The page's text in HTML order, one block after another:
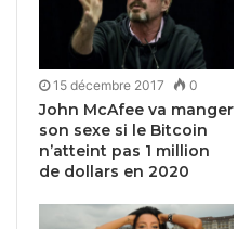
15 décembre 2017 0
John McAfee va manger
son sexe si le Bitcoin
n’atteint pas 1 million
de dollars en 2020